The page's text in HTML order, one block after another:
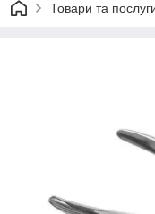
Товари та